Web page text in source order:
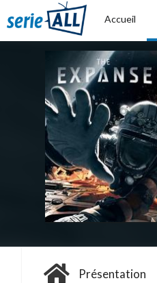
Accueil
Présentation